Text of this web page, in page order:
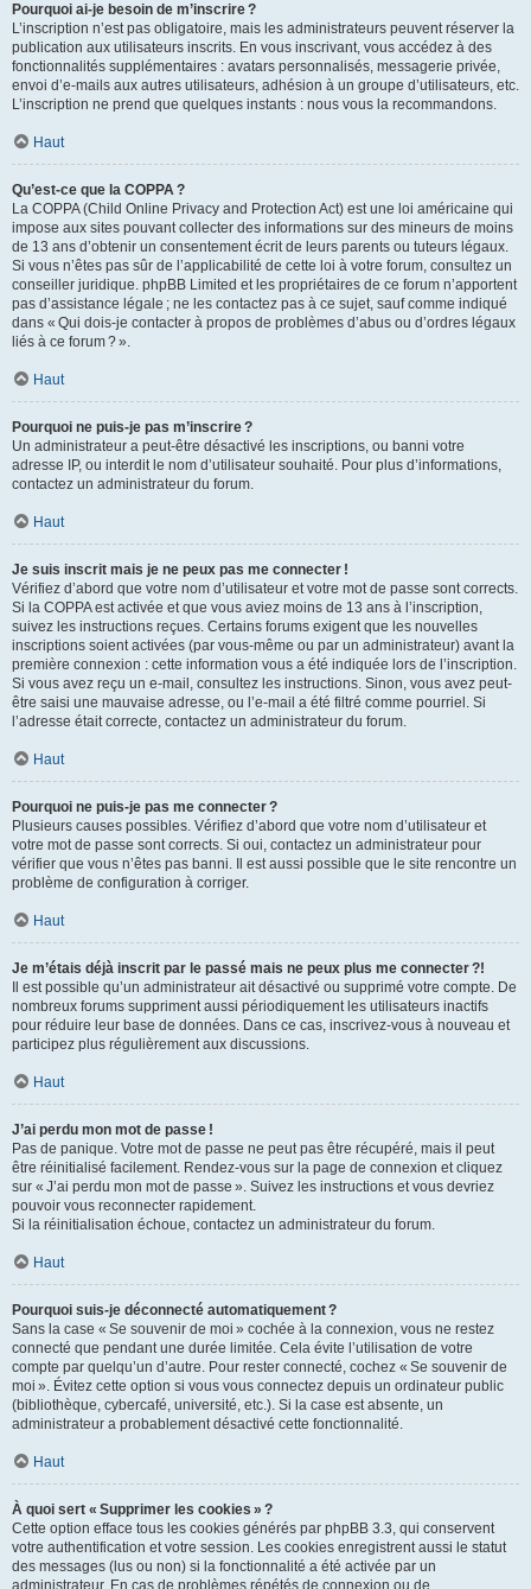
Pourquoi ai-je besoin de m’inscrire ?
L’inscription n’est pas obligatoire, mais les administrateurs peuvent réserver la
publication aux utilisateurs inscrits. En vous inscrivant, vous accédez à des
fonctionnalités supplémentaires : avatars personnalisés, messagerie privée,
envoi d’e-mails aux autres utilisateurs, adhésion à un groupe d’utilisateurs, etc.
L’inscription ne prend que quelques instants : nous vous la recommandons.
Haut
Qu’est-ce que la COPPA ?
La COPPA (Child Online Privacy and Protection Act) est une loi américaine qui
impose aux sites pouvant collecter des informations sur des mineurs de moins
de 13 ans d’obtenir un consentement écrit de leurs parents ou tuteurs légaux.
Si vous n’êtes pas sûr de l’applicabilité de cette loi à votre forum, consultez un
conseiller juridique. phpBB Limited et les propriétaires de ce forum n’apportent
pas d’assistance légale ; ne les contactez pas à ce sujet, sauf comme indiqué
dans « Qui dois-je contacter à propos de problèmes d’abus ou d’ordres légaux
liés à ce forum ? ».
Haut
Pourquoi ne puis-je pas m’inscrire ?
Un administrateur a peut-être désactivé les inscriptions, ou banni votre
adresse IP, ou interdit le nom d’utilisateur souhaité. Pour plus d’informations,
contactez un administrateur du forum.
Haut
Je suis inscrit mais je ne peux pas me connecter !
Vérifiez d’abord que votre nom d’utilisateur et votre mot de passe sont corrects.
Si la COPPA est activée et que vous aviez moins de 13 ans à l’inscription,
suivez les instructions reçues. Certains forums exigent que les nouvelles
inscriptions soient activées (par vous-même ou par un administrateur) avant la
première connexion : cette information vous a été indiquée lors de l’inscription.
Si vous avez reçu un e-mail, consultez les instructions. Sinon, vous avez peut-
être saisi une mauvaise adresse, ou l’e-mail a été filtré comme pourriel. Si
l’adresse était correcte, contactez un administrateur du forum.
Haut
Pourquoi ne puis-je pas me connecter ?
Plusieurs causes possibles. Vérifiez d’abord que votre nom d’utilisateur et
votre mot de passe sont corrects. Si oui, contactez un administrateur pour
vérifier que vous n’êtes pas banni. Il est aussi possible que le site rencontre un
problème de configuration à corriger.
Haut
Je m’étais déjà inscrit par le passé mais ne peux plus me connecter ?!
Il est possible qu’un administrateur ait désactivé ou supprimé votre compte. De
nombreux forums suppriment aussi périodiquement les utilisateurs inactifs
pour réduire leur base de données. Dans ce cas, inscrivez-vous à nouveau et
participez plus régulièrement aux discussions.
Haut
J’ai perdu mon mot de passe !
Pas de panique. Votre mot de passe ne peut pas être récupéré, mais il peut
être réinitialisé facilement. Rendez-vous sur la page de connexion et cliquez
sur « J’ai perdu mon mot de passe ». Suivez les instructions et vous devriez
pouvoir vous reconnecter rapidement.
Si la réinitialisation échoue, contactez un administrateur du forum.
Haut
Pourquoi suis-je déconnecté automatiquement ?
Sans la case « Se souvenir de moi » cochée à la connexion, vous ne restez
connecté que pendant une durée limitée. Cela évite l’utilisation de votre
compte par quelqu’un d’autre. Pour rester connecté, cochez « Se souvenir de
moi ». Évitez cette option si vous vous connectez depuis un ordinateur public
(bibliothèque, cybercafé, université, etc.). Si la case est absente, un
administrateur a probablement désactivé cette fonctionnalité.
Haut
À quoi sert « Supprimer les cookies » ?
Cette option efface tous les cookies générés par phpBB 3.3, qui conservent
votre authentification et votre session. Les cookies enregistrent aussi le statut
des messages (lus ou non) si la fonctionnalité a été activée par un